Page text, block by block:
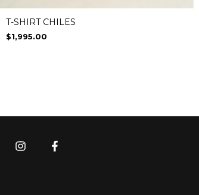
T-SHIRT CHILES
$1,995.00